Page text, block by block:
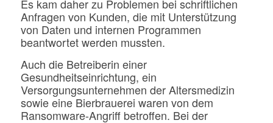
Es kam daher zu Problemen bei schriftlichen
Anfragen von Kunden, die mit Unterstützung
von Daten und internen Programmen
beantwortet werden mussten.
Auch die Betreiberin einer
Gesundheitseinrichtung, ein
Versorgungsunternehmen der Altersmedizin
sowie eine Bierbrauerei waren von dem
Ransomware-Angriff betroffen. Bei der